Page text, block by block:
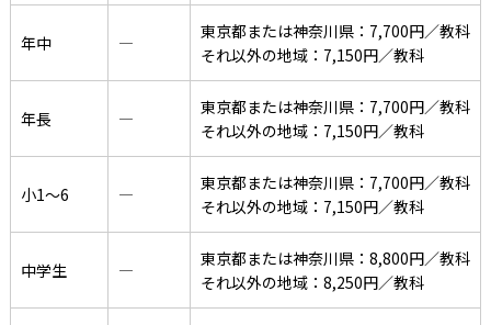
年中 ―
東京都または神奈川県：7,700円／教科
それ以外の地域：7,150円／教科
年長 ―
東京都または神奈川県：7,700円／教科
それ以外の地域：7,150円／教科
小1〜6 ―
東京都または神奈川県：7,700円／教科
それ以外の地域：7,150円／教科
中学生 ―
東京都または神奈川県：8,800円／教科
それ以外の地域：8,250円／教科